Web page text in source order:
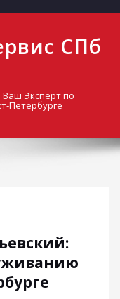
СПб
Ваш Эксперт по
Петербурге